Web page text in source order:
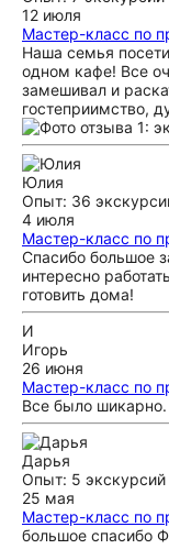
12 июля
Мастер-класс по
Наша семья
одном кафе! Все
замешивал и
гостеприимство,
Юлия
Опыт: 36
4 июля
Мастер-класс по
Спасибо большое
интересно
готовить дома!
И
Игорь
26 июня
Мастер-класс по
Все было
Дарья
Опыт: 5 экскурсий
25 мая
Мастер-класс по
большое спасибо